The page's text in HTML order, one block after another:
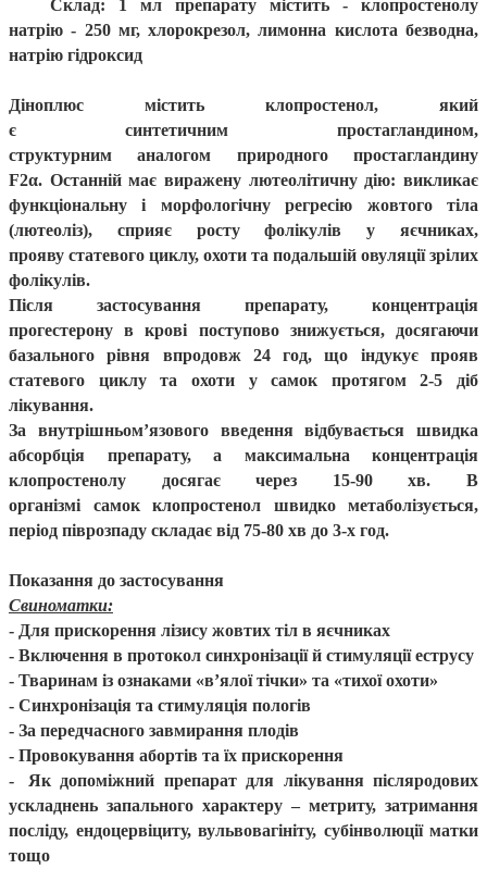
Склад: 1 мл препарату містить - клопростенолу
натрію - 250 мг, хлорокрезол, лимонна кислота безводна,
натрію гідроксид
Діноплюс містить клопростенол, який
є
синтетичним простагландином,
структурним аналогом природного простагландину
F2α. Останній має виражену лютеолітичну дію: викликає
функціональну і морфологічну регресію жовтого тіла
(лютеоліз), сприяє росту фолікулів у яєчниках,
прояву статевого циклу, охоти та подальшій овуляції зрілих
фолікулів.
Після застосування препарату, концентрація
прогестеронув крові поступово знижується, досягаючи
базального рівня впродовж 24 год, що індукуєпрояв
статевого циклу та охотиу самок протягом 2-5 діб
лікування.
За внутрішньом’язового введення відбувається швидка
абсорбція препарату, а максимальна концентрація
клопростенолу досягає через 15-90 хв. В
організмі самокклопростенол швидко метаболізується,
період піврозпаду складає від 75-80 хв до 3-х год.
Показання до застосування
Свиноматки:
- Для прискорення лізису жовтих тіл в яєчниках
- Включення в протокол синхронізації й стимуляції еструсу
- Тваринам із ознаками «в’ялої тічки» та «тихої охоти»
- Синхронізація та стимуляція пологів
- За передчасного завмирання плодів
- Провокування абортів та їх прискорення
-
Як допоміжний препарат для лікування післяродових
ускладнень запального характеру – метриту, затримання
посліду, ендоцервіциту, вульвовагініту, субінволюції матки
тощо